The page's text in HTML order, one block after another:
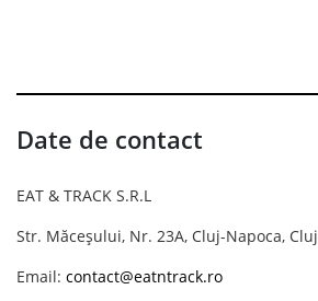
Date de contact
EAT & TRACK S.R.L
Str. Măceșului, Nr. 23A, Cluj-Napoca, Cluj
Email: contact@eatntrack.ro